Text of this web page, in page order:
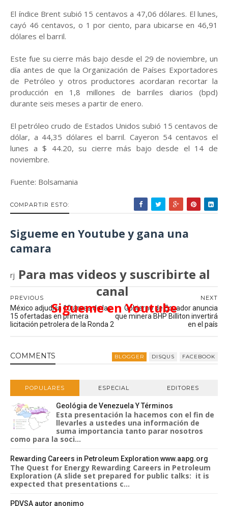
El índice Brent subió 15 centavos a 47,06 dólares. El lunes,
cayó 46 centavos, o 1 por ciento, para ubicarse en 46,91
dólares el barril.
Este fue su cierre más bajo desde el 29 de noviembre, un
día antes de que la Organización de Países Exportadores
de Petróleo y otros productores acordaran recortar la
producción en 1,8 millones de barriles diarios (bpd)
durante seis meses a partir de enero.
El petróleo crudo de Estados Unidos subió 15 centavos de
dólar, a 44,35 dólares el barril. Cayeron 54 centavos el
lunes a $ 44.20, su cierre más bajo desde el 14 de
noviembre.
Fuente: Bolsamania
COMPARTIR ESTO:
Sigueme en Youtube y gana una
camara
Para mas videos y suscribirte al
canal
Sigueme en Youtube
rj
NEXT
Gobierno de Ecuador anuncia
que minera BHP Billiton invertirá
en el país
PREVIOUS
México adjudica 10 áreas de las
15 ofertadas en primera
licitación petrolera de la Ronda 2
COMMENTS BLOGGER DISQUS FACEBOOK
POPULARES ESPECIAL EDITORES
Geológia de Venezuela Y Términos
Esta presentación la hacemos con el fin de
llevarles a ustedes una información de
suma importancia tanto parar nosotros
como para la soci...
Rewarding Careers in Petroleum Exploration www.aapg.org
The Quest for Energy Rewarding Careers in Petroleum
Exploration (A slide set prepared for public talks: it is
expected that presentations c...
PDVSA autor anonimo